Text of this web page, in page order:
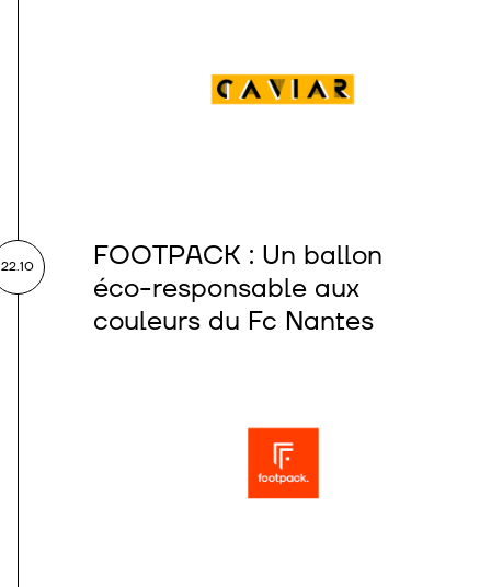
22.10
FOOTPACK : Un ballon
éco-responsable aux
couleurs du Fc Nantes